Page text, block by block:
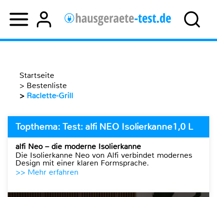
Startseite
> Bestenliste
> Raclette-Grill
Topthema: Test: alfi NEO Isolierkanne1,0 L
alfi Neo – die moderne Isolierkanne
Die Isolierkanne Neo von Alfi verbindet modernes
Design mit einer klaren Formsprache.
>> Mehr erfahren